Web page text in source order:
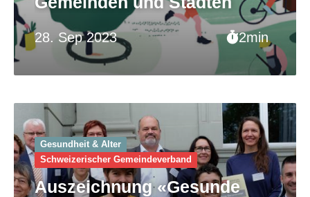
28. Sep 2023 2min
Gesundheit & Alter
Schweizerischer Gemeinde­verband
Auszeichnung «Gesunde